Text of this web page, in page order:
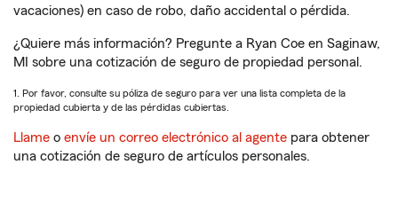
vacaciones) en caso de robo, daño accidental o pérdida.
¿Quiere más información? Pregunte a Ryan Coe en Saginaw,
MI sobre una cotización de seguro de propiedad personal.
1. Por favor, consulte su póliza de seguro para ver una lista completa de la
propiedad cubierta y de las pérdidas cubiertas.
Llame o envíe un correo electrónico al agente para obtener
una cotización de seguro de artículos personales.